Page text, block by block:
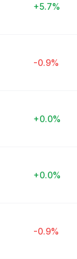
+5.7%
-0.9%
+0.0%
+0.0%
-0.9%